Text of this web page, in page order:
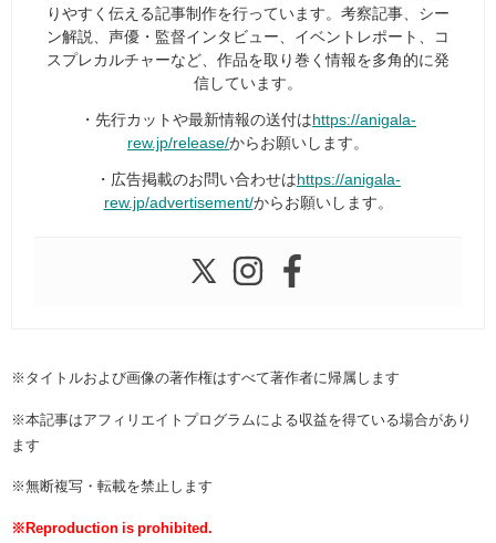
りやすく伝える記事制作を行っています。考察記事、シー
ン解説、声優・監督インタビュー、イベントレポート、コ
スプレカルチャーなど、作品を取り巻く情報を多角的に発
信しています。
・先行カットや最新情報の送付は https://anigala-
rew.jp/release/からお願いします。
・広告掲載のお問い合わせは https://anigala-
rew.jp/advertisement/からお願いします。
※タイトルおよび画像の著作権はすべて著作者に帰属します
※本記事はアフィリエイトプログラムによる収益を得ている場合があり
ます
※無断複写・転載を禁止します
※Reproduction is prohibited.